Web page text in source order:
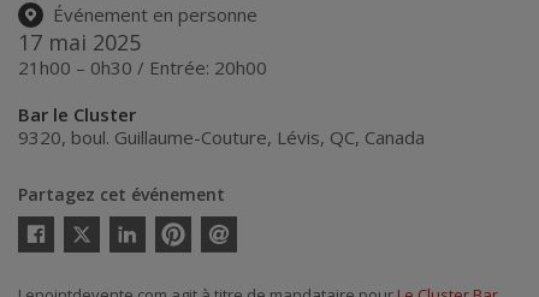
Événement en personne
17 mai 2025
21h00 – 0h30 / Entrée: 20h00
Bar le Cluster
9320, boul. Guillaume-Couture, Lévis, QC, Canada
Partagez cet événement
Twitter
courriel